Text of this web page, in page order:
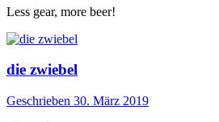
Less gear, more beer!
die zwiebel
Geschrieben 30. März 2019